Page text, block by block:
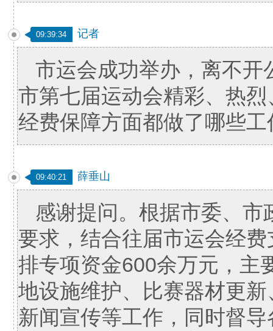
09:39:34 记者
市运会成功举办，离不开
市第七届运动会精彩、热
经费保障方面都做了哪些工
09:40:21 薛垂山
感谢提问。根据市委、
要求，结合往届市运会经
排专项资金600余万元，主
地设施维护、比赛器材更
新闻宣传等工作，同时督